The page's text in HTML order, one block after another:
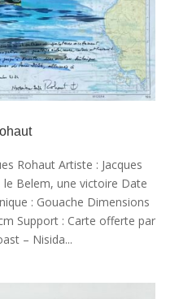
Rohaut Artiste : Jacques
Belem, une victoire Date
: Gouache Dimensions
Support : Carte offerte par
– Nisida...